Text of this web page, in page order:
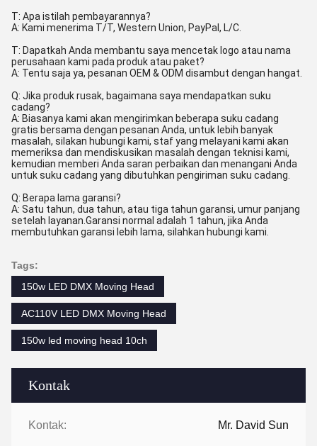
Kontak
Kontak: Mr. David Sun
T: Apa istilah pembayarannya?
A: Kami menerima T/T, Western Union, PayPal, L/C.
T: Dapatkah Anda membantu saya mencetak logo atau nama
perusahaan kami pada produk atau paket?
A: Tentu saja ya, pesanan OEM & ODM disambut dengan hangat.
Q: Jika produk rusak, bagaimana saya mendapatkan suku
cadang?
A: Biasanya kami akan mengirimkan beberapa suku cadang
gratis bersama dengan pesanan Anda, untuk lebih banyak
masalah, silakan hubungi kami, staf yang melayani kami akan
memeriksa dan mendiskusikan masalah dengan teknisi kami,
kemudian memberi Anda saran perbaikan dan menangani Anda
untuk suku cadang yang dibutuhkan pengiriman suku cadang.
Q: Berapa lama garansi?
A: Satu tahun, dua tahun, atau tiga tahun garansi, umur panjang
setelah layanan.Garansi normal adalah 1 tahun, jika Anda
membutuhkan garansi lebih lama, silahkan hubungi kami.
Tags:
150w LED DMX Moving Head
AC110V LED DMX Moving Head
150w led moving head 10ch